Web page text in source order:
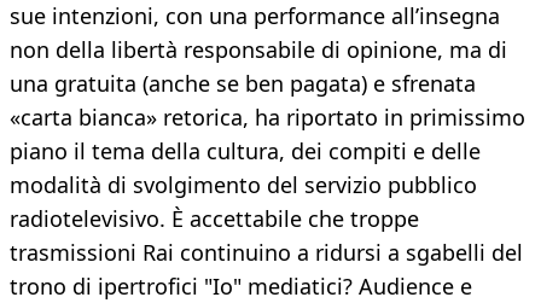
sue intenzioni, con una performance all’insegna
non della libertà responsabile di opinione, ma di
una gratuita (anche se ben pagata) e sfrenata
«carta bianca» retorica, ha riportato in primissimo
piano il tema della cultura, dei compiti e delle
modalità di svolgimento del servizio pubblico
radiotelevisivo. È accettabile che troppe
trasmissioni Rai continuino a ridursi a sgabelli del
trono di ipertrofici "Io" mediatici? Audience e